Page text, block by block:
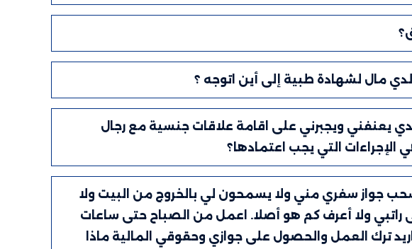
مال لشهادة طبية إلى أين اتوجه ؟
يعنفني ويجبرني على اقامة علاقات جنسية مع رجال
التي يجب اعتمادها؟
جواز سفري مني ولا يسمحون لي بالخروج من البيت ولا
راتبي ولا أعرف كم هو أصلا. اعمل من الصباح حتى ساعات
ترك العمل والحصول على جوازي وحقوقي المالية ماذا